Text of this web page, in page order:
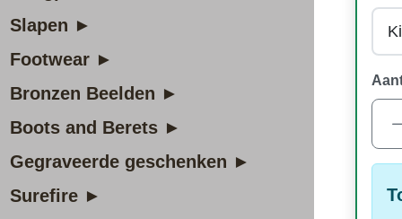
Slapen ►
Footwear ►
Bronzen Beelden ►
Boots and Berets ►
Gegraveerde geschenken ►
Surefire ►